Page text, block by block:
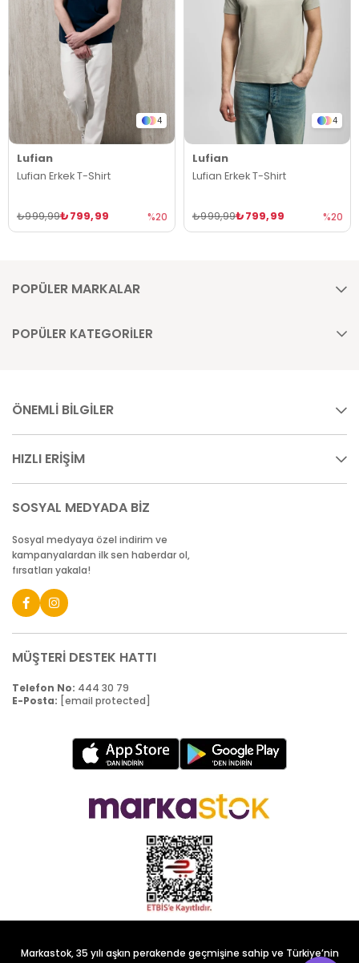
4
Lufian
Lufian Erkek T-Shirt
₺799,99
₺999,99 %20
4
Lufian
Lufian Erkek T-Shirt
₺799,99
₺999,99 %20
POPÜLER MARKALAR
POPÜLER KATEGORİLER
ÖNEMLİ BİLGİLER
HIZLI ERİŞİM
SOSYAL MEDYADA BİZ
Sosyal medyaya özel indirim ve
kampanyalardan ilk sen haberdar ol,
fırsatları yakala!
MÜŞTERİ DESTEK HATTI
Telefon No: 444 30 79
E-Posta: [email protected]
Markastok, 35 yılı aşkın perakende geçmişine sahip ve Türkiye’nin